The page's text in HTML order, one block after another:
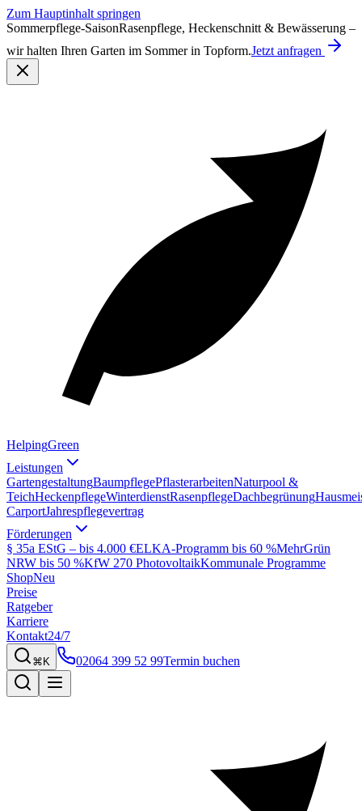
Zum Hauptinhalt springen
Sommerpflege-SaisonRasenpflege, Heckenschnitt & Bewässerung –
wir halten Ihren Garten im Sommer in Topform.Jetzt anfragen
HelpingGreen
Leistungen
GartengestaltungBaumpflegePflasterarbeitenNaturpool &
TeichHeckenpflegeWinterdienstRasenpflegeDachbegrünung
CarportJahrespflegevertrag
Förderungen
§ 35a EStG – bis 4.000 €ELKA-Programm bis 60 %MehrGrün
NRW bis 50 %KfW 270 PhotovoltaikKommunale Programme
ShopNeu
Preise
Ratgeber
Karriere
Kontakt24/7
⌘K 02064 399 52 99Termin buchen